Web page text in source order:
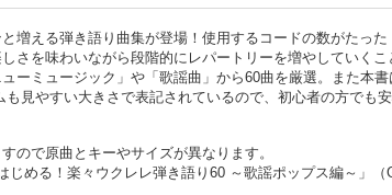
増える弾き語り曲集が登場！使用するコードの数がたった
さを味わいながら段階的にレパートリーを増やしていく
ーミュージック」や「歌謡曲」から60曲を厳選。また本
も見やすい大きさで表記されているので、初心者の方でも
ので原曲とキーやサイズが異なります。
める！楽々ウクレレ弾き語り60 ～歌謡ポップス編～」（